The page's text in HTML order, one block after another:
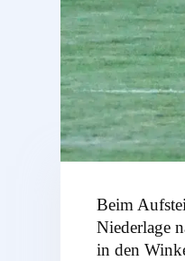
Beim
Niederlage
in den